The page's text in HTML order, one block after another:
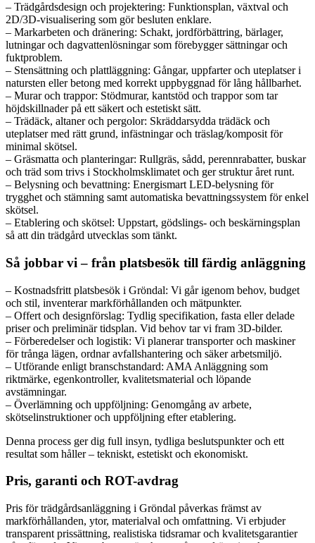
– Trädgårdsdesign och projektering: Funktionsplan, växtval och
2D/3D-visualisering som gör besluten enklare.
– Markarbeten och dränering: Schakt, jordförbättring, bärlager,
lutningar och dagvattenlösningar som förebygger sättningar och
fuktproblem.
– Stensättning och plattläggning: Gångar, uppfarter och uteplatser i
natursten eller betong med korrekt uppbyggnad för lång hållbarhet.
– Murar och trappor: Stödmurar, kantstöd och trappor som tar
höjdskillnader på ett säkert och estetiskt sätt.
– Trädäck, altaner och pergolor: Skräddarsydda trädäck och
uteplatser med rätt grund, infästningar och träslag/komposit för
minimal skötsel.
– Gräsmatta och planteringar: Rullgräs, sådd, perennrabatter, buskar
och träd som trivs i Stockholmsklimatet och ger struktur året runt.
– Belysning och bevattning: Energismart LED-belysning för
trygghet och stämning samt automatiska bevattningssystem för enkel
skötsel.
– Etablering och skötsel: Uppstart, gödslings- och beskärningsplan
så att din trädgård utvecklas som tänkt.
Så jobbar vi – från platsbesök till färdig anläggning
– Kostnadsfritt platsbesök i Gröndal: Vi går igenom behov, budget
och stil, inventerar markförhållanden och mätpunkter.
– Offert och designförslag: Tydlig specifikation, fasta eller delade
priser och preliminär tidsplan. Vid behov tar vi fram 3D-bilder.
– Förberedelser och logistik: Vi planerar transporter och maskiner
för trånga lägen, ordnar avfallshantering och säker arbetsmiljö.
– Utförande enligt branschstandard: AMA Anläggning som
riktmärke, egenkontroller, kvalitetsmaterial och löpande
avstämningar.
– Överlämning och uppföljning: Genomgång av arbete,
skötselinstruktioner och uppföljning efter etablering.
Denna process ger dig full insyn, tydliga beslutspunkter och ett
resultat som håller – tekniskt, estetiskt och ekonomiskt.
Pris, garanti och ROT-avdrag
Pris för trädgårdsanläggning i Gröndal påverkas främst av
markförhållanden, ytor, materialval och omfattning. Vi erbjuder
transparent prissättning, realistiska tidsramar och kvalitetsgarantier